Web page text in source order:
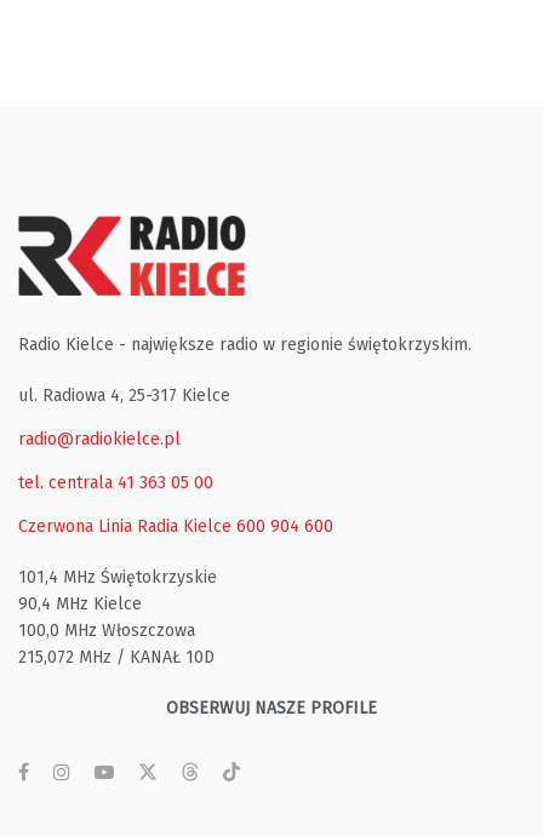
Radio Kielce - największe radio w regionie świętokrzyskim.
ul. Radiowa 4, 25-317 Kielce
radio@radiokielce.pl
tel. centrala 41 363 05 00
Czerwona Linia Radia Kielce 600 904 600
101,4 MHz Świętokrzyskie
90,4 MHz Kielce
100,0 MHz Włoszczowa
215,072 MHz / KANAŁ 10D
OBSERWUJ NASZE PROFILE